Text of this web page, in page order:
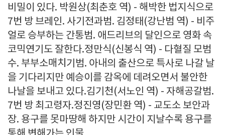
비밀이 있다. 박원상(최춘호 역) - 해박한 법지식으로
7번 방 브레인. 사기전과범. 김정태(강난범 역) - 비주
얼로 승부하는 간통범. 애드리브의 달인으로 영화 속
코믹연기도 잘한다.정만식(신봉식 역) - 다혈질 모범
수. 부부소매치기범. 아내의 출산으로 특사로 나갈 날
을 기다리지만 예승이를 감옥에 데려오면서 불안한
나날을 보내고 있다.김기천(서노인 역) - 자해공갈범.
7번 방 최고령자.정진영(장민환 역) - 교도소 보안과
장. 용구를 못마땅해 하지만 시간이 지날수록 용구를